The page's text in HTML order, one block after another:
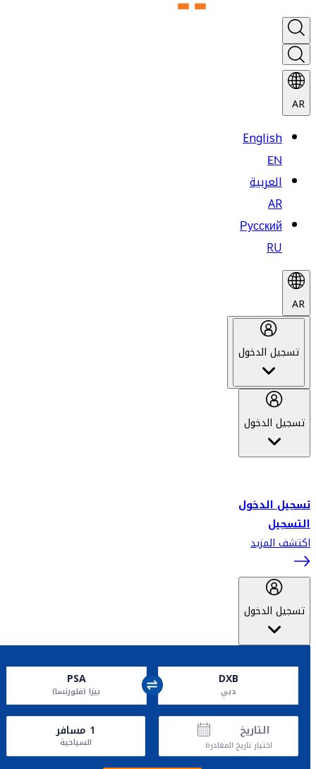
AR
English
EN
العربية
AR
Русский
RU
AR
تسجيل الدخول
تسجيل الدخول
تسجيل الدخول
التسجيل
اكتشف المزيد
تسجيل الدخول
DXB
دبي
PSA
بيزا (فلورنسا)
التاريخ
اختيار تاريخ المغادرة
1 مسافر
السياحية